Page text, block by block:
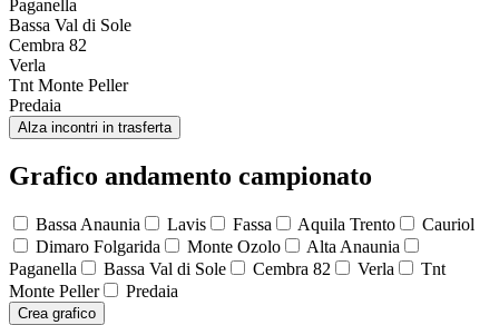
Paganella
Bassa Val di Sole
Cembra 82
Verla
Tnt Monte Peller
Predaia
Alza incontri in trasferta
Grafico andamento campionato
Bassa Anaunia Lavis Fassa Aquila Trento
Cauriol
Dimaro Folgarida
Monte Ozolo
Alta Anaunia
Paganella
Bassa Val di Sole Cembra 82 Verla
Tnt
Monte Peller
Predaia
Crea grafico